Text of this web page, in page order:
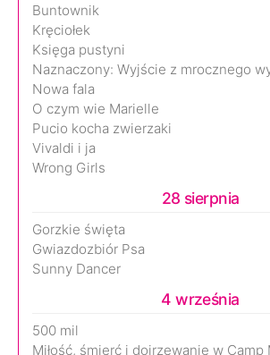
Buntownik
Kręciołek
Księga pustyni
Naznaczony: Wyjście z mrocznego
Nowa fala
O czym wie Marielle
Pucio kocha zwierzaki
Vivaldi i ja
Wrong Girls
28 sierpnia
Gorzkie święta
Gwiazdozbiór Psa
Sunny Dancer
4 września
500 mil
Miłość, śmierć i dojrzewanie w Camp